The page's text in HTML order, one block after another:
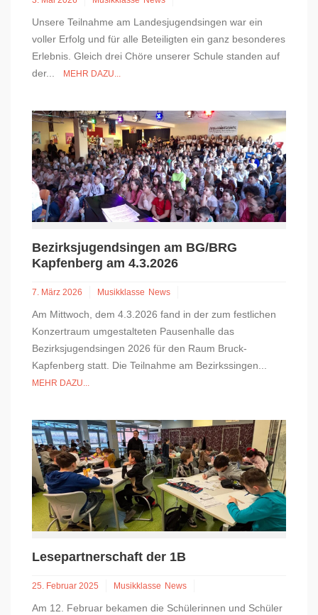
Unsere Teilnahme am Landesjugendsingen war ein
voller Erfolg und für alle Beteiligten ein ganz besonderes
Erlebnis. Gleich drei Chöre unserer Schule standen auf
der...
MEHR DAZU...
Bezirksjugendsingen am BG/BRG
Kapfenberg am 4.3.2026
7. März 2026 Musikklasse News
Am Mittwoch, dem 4.3.2026 fand in der zum festlichen
Konzertraum umgestalteten Pausenhalle das
Bezirksjugendsingen 2026 für den Raum Bruck-
Kapfenberg statt. Die Teilnahme am Bezirkssingen...
MEHR DAZU...
Lesepartnerschaft der 1B
25. Februar 2025 Musikklasse News
Am 12. Februar bekamen die Schülerinnen und Schüler